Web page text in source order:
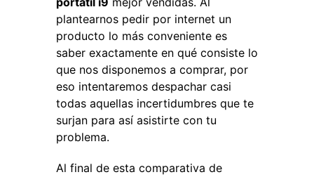
plantearnos pedir por internet un
producto lo más conveniente es
saber exactamente en qué consiste lo
que nos disponemos a comprar, por
eso intentaremos despachar casi
todas aquellas incertidumbres que te
surjan para así asistirte con tu
problema.
Al final de esta comparativa de